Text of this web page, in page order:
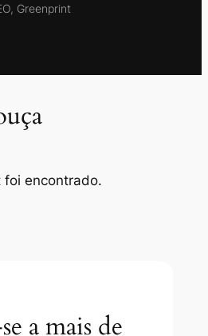
Greenprint
foi encontrado.
a mais de